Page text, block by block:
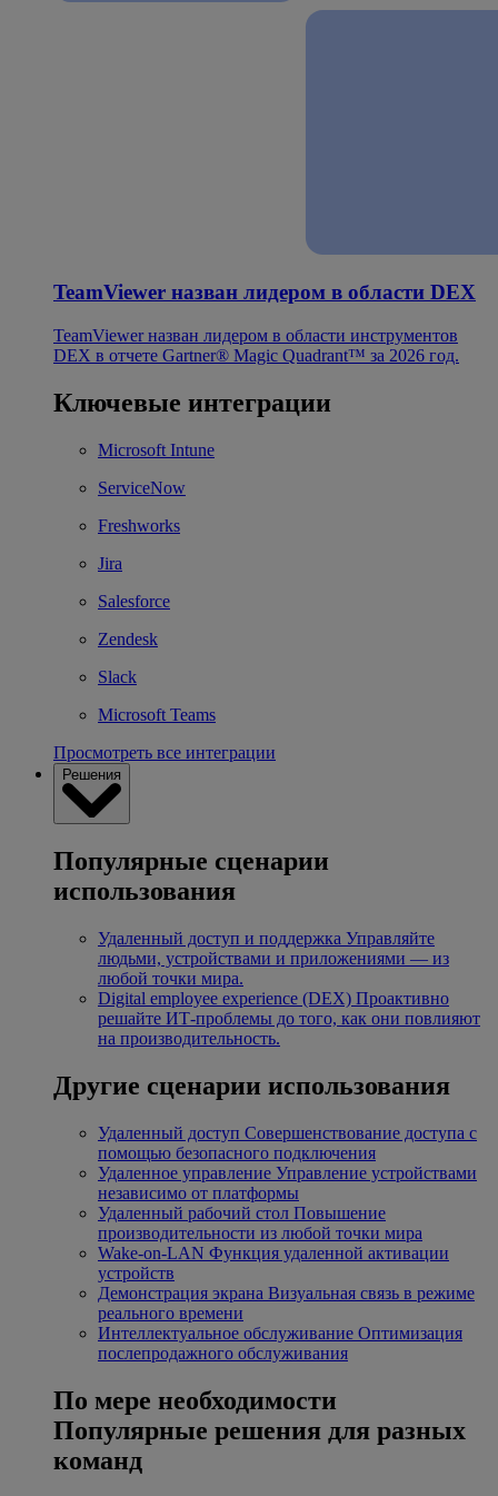
TeamViewer назван лидером в области DEX
TeamViewer назван лидером в области инструментов
DEX в отчете Gartner® Magic Quadrant™ за 2026 год.
Ключевые интеграции
Microsoft Intune
ServiceNow
Freshworks
Jira
Salesforce
Zendesk
Slack
Microsoft Teams
Просмотреть все интеграции
Решения
Популярные сценарии
использования
Удаленный доступ и поддержка Управляйте
людьми, устройствами и приложениями — из
любой точки мира.
Digital employee experience (DEX) Проактивно
решайте ИТ-проблемы до того, как они повлияют
на производительность.
Другие сценарии использования
Удаленный доступ Совершенствование доступа с
помощью безопасного подключения
Удаленное управление Управление устройствами
независимо от платформы
Удаленный рабочий стол Повышение
производительности из любой точки мира
Wake-on-LAN Функция удаленной активации
устройств
Демонстрация экрана Визуальная связь в режиме
реального времени
Интеллектуальное обслуживание Оптимизация
послепродажного обслуживания
По мере необходимости
Популярные решения для разных
команд